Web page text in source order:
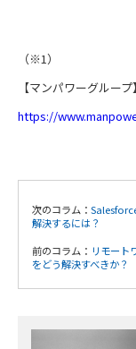
（※1）
【マンパワーグルー
https://
次のコラム：
解決するには？
前のコラム： リモート
をどう解決すべきか？